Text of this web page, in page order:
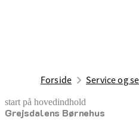
Forside Service og
start på hovedindhold
Grejsdalens Børnehus
senest opdateret 17. februar 2026